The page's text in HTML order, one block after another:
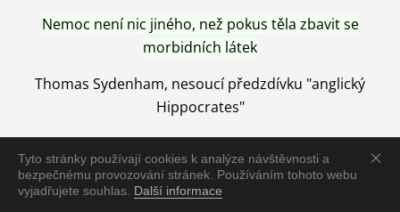
Tyto stránky používají cookies k analýze návštěvnosti a
bezpečnému provozování stránek. Používáním tohoto webu
vyjadřujete souhlas. Další informace
Nemoc není nic jiného, než pokus těla zbavit se
morbidních látek
Thomas Sydenham, nesoucí předzdívku "anglický
Hippocrates"
Nemoc je vyléčena jen pomocí Přírody, neutralizací a